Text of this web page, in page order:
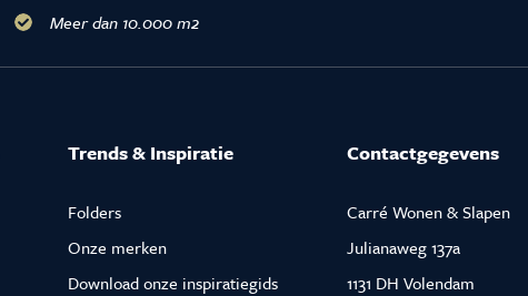
Meer dan 10.000 m2
Trends & Inspiratie
Folders
Onze merken
Download onze inspiratiegids
Contactgegevens
Carré Wonen & Slapen
Julianaweg 137a
1131 DH Volendam